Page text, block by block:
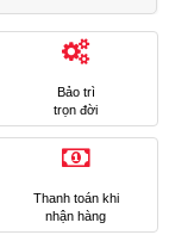
Bảo trì
trọn đời
Thanh toán khi
nhận hàng